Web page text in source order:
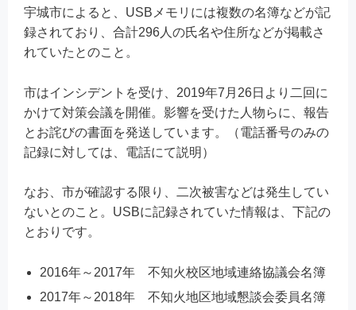
宇城市によると、USBメモリには複数の名簿などが記
録されており、合計296人の氏名や住所などが掲載さ
れていたとのこと。
市はインシデントを受け、2019年7月26日より二回に
かけて対策会議を開催。影響を受けた人物らに、報告
とお詫びの書面を発送しています。（電話番号のみの
記録に対しては、電話にて説明）
なお、市が確認する限り、二次被害などは発生してい
ないとのこと。USBに記録されていた情報は、下記の
とおりです。
2016年～2017年 不知火校区地域連絡協議会名簿
2017年～2018年 不知火地区地域懇談会委員名簿